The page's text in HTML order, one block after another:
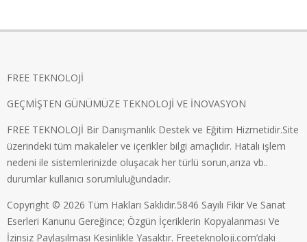
FREE TEKNOLOJİ
GEÇMİŞTEN GÜNÜMÜZE TEKNOLOJİ VE İNOVASYON
FREE TEKNOLOJİ Bir Danışmanlık Destek ve Eğitim Hizmetidir.Site
üzerindeki tüm makaleler ve içerikler bilgi amaçlıdır. Hatalı işlem
nedeni ile sistemlerinizde oluşacak her türlü sorun,arıza vb..
durumlar kullanıcı sorumluluğundadır.
Copyright © 2026 Tüm Hakları Saklıdır.5846 Sayılı Fikir Ve Sanat
Eserleri Kanunu Gereğince; Özgün İçeriklerin Kopyalanması Ve
İzinsiz Paylaşılması Kesinlikle Yasaktır. Freeteknoloji.com’daki